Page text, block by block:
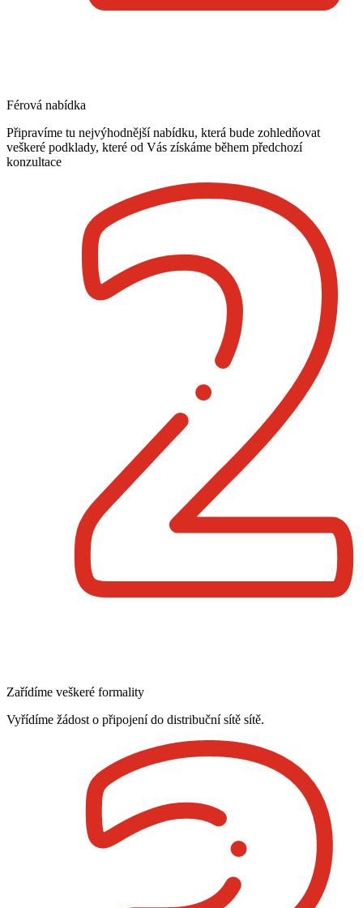
Férová nabídka
Připravíme tu nejvýhodnější nabídku, která bude zohledňovat
veškeré podklady, které od Vás získáme během předchozí
konzultace
Zařídíme veškeré formality
Vyřídíme žádost o připojení do distribuční sítě sítě.